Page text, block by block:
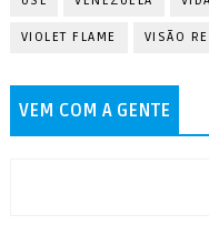
VIOLET FLAME VISÃO
VEM COM A GENTE